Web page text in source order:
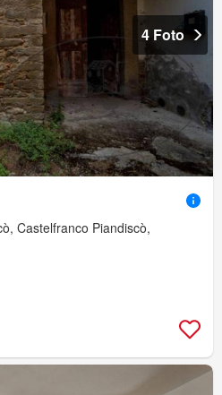
4 Foto
Castelfranco Piandiscò,